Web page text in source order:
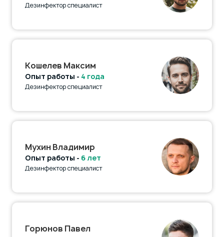
Дезинфектор специалист
Кошелев Максим
Опыт работы - 4 года
Дезинфектор специалист
Мухин Владимир
Опыт работы - 6 лет
Дезинфектор специалист
Горюнов Павел